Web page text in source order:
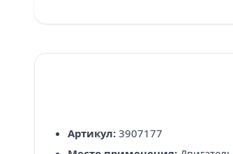
Артикул:3907177